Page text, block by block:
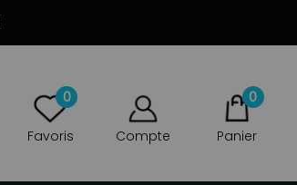
0
Favoris Compte
0
Panier